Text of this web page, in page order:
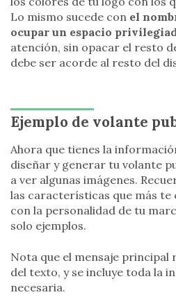
Lo mismo sucede con el
ocupar un espacio
atención, sin opacar el resto
debe ser acorde al resto del
Ejemplo de volante
Ahora que tienes la
diseñar y generar tu volante
a ver algunas imágenes.
las características que más te
con la personalidad de tu
solo ejemplos.
Nota que el mensaje principal
del texto, y se incluye toda la
necesaria.